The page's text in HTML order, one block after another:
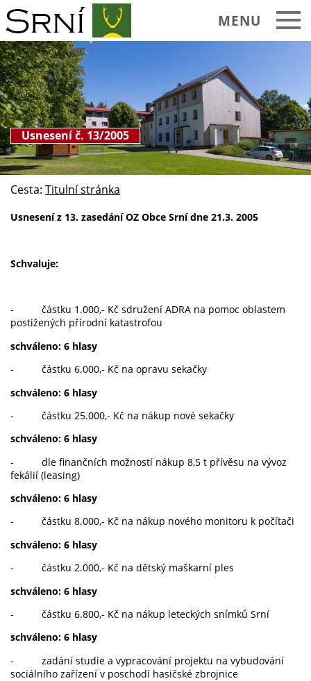
MENU
Usnesení č. 13/2005
Cesta: Titulní stránka
Usnesení z 13. zasedání OZ Obce Srní dne 21.3. 2005
Schvaluje:
- částku 1.000,- Kč sdružení ADRA na pomoc oblastem
postižených přírodní katastrofou
schváleno: 6 hlasy
- částku 6.000,- Kč na opravu sekačky
schváleno: 6 hlasy
- částku 25.000,- Kč na nákup nové sekačky
schváleno: 6 hlasy
- dle finančních možností nákup 8,5 t přívěsu na vývoz
fekálií (leasing)
schváleno: 6 hlasy
- částku 8.000,- Kč na nákup nového monitoru k počítači
schváleno: 6 hlasy
- částku 2.000,- Kč na dětský maškarní ples
schváleno: 6 hlasy
- částku 6.800,- Kč na nákup leteckých snímků Srní
schváleno: 6 hlasy
- zadání studie a vypracování projektu na vybudování
sociálního zařízení v poschodí hasičské zbrojnice